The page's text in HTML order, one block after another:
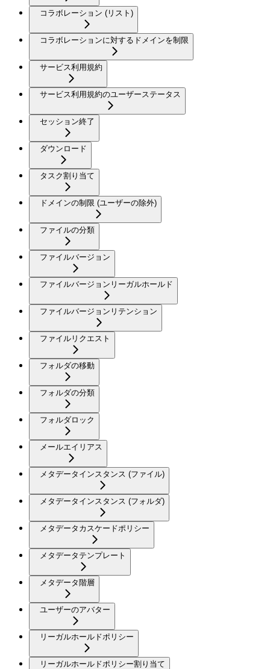
コラボレーション (リスト)
コラボレーションに対するドメインを制限
サービス利用規約
サービス利用規約のユーザーステータス
セッション終了
ダウンロード
タスク割り当て
ドメインの制限 (ユーザーの除外)
ファイルの分類
ファイルバージョン
ファイルバージョンリーガルホールド
ファイルバージョンリテンション
ファイルリクエスト
フォルダの移動
フォルダの分類
フォルダロック
メールエイリアス
メタデータインスタンス (ファイル)
メタデータインスタンス (フォルダ)
メタデータカスケードポリシー
メタデータテンプレート
メタデータ階層
ユーザーのアバター
リーガルホールドポリシー
リーガルホールドポリシー割り当て